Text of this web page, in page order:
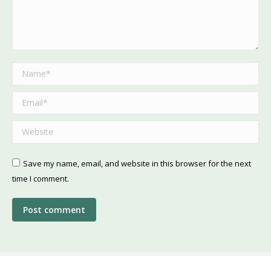
Name *
Email *
Website
Save my name, email, and website in this browser for the next
time I comment.
Post comment